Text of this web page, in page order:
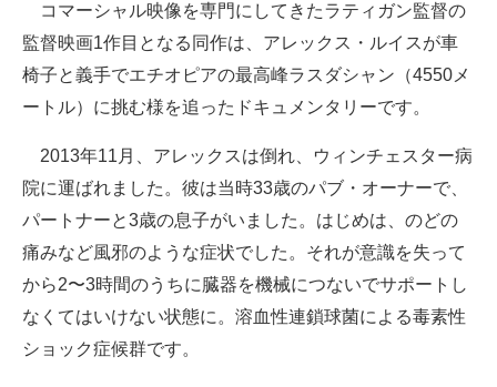
コマーシャル映像を専門にしてきたラティガン監督の
監督映画1作目となる同作は、アレックス・ルイスが車
椅子と義手でエチオピアの最高峰ラスダシャン（4550メ
ートル）に挑む様を追ったドキュメンタリーです。
2013年11月、アレックスは倒れ、ウィンチェスター病
院に運ばれました。彼は当時33歳のパブ・オーナーで、
パートナーと3歳の息子がいました。はじめは、のどの
痛みなど風邪のような症状でした。それが意識を失って
から2〜3時間のうちに臓器を機械につないでサポートし
なくてはいけない状態に。溶血性連鎖球菌による毒素性
ショック症候群です。